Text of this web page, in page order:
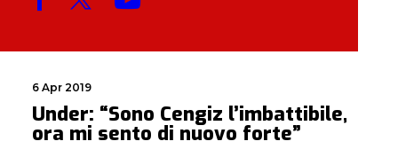
MENU
6 Apr 2019
Under: “Sono Cengiz l’imbattibile,
ora mi sento di nuovo forte”